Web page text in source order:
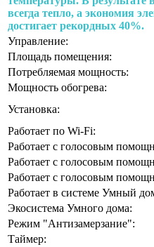
всегда тепло, а экономия
достигает рекордных 40%.
Управление:
Площадь помещения:
Потребляемая мощность:
Мощность обогрева:
Установка:
Работает по Wi-Fi:
Работает с голосовым
Работает с голосовым
Работает с голосовым
Работает в системе Умный
Экосистема Умного дома:
Режим "Антизамерзание":
Таймер: